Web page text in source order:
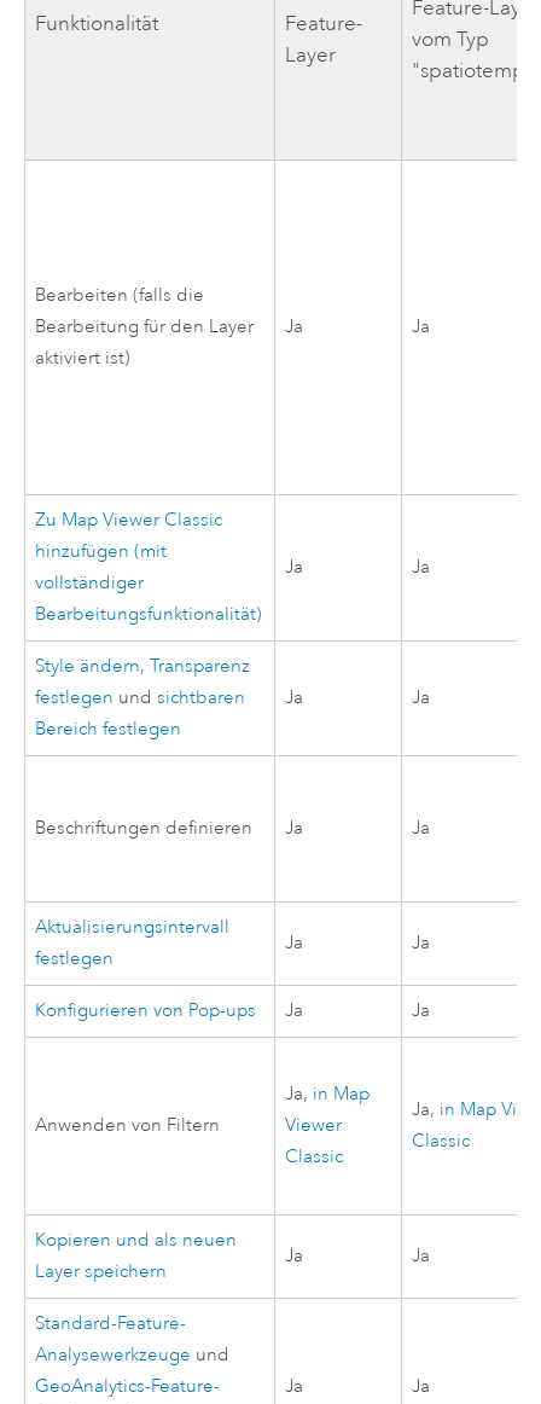
Funktionalität
Feature-
Layer
Feature-Layer
vom Typ
Bearbeiten (falls die
Bearbeitung für den Layer
aktiviert ist)
Ja Ja
Zu Map Viewer Classic
hinzufügen (mit
vollständiger
Bearbeitungsfunktionalität)
Ja Ja
Style ändern,Transparenz
festlegen undsichtbaren
Bereich festlegen
Ja Ja
Beschriftungen definieren Ja Ja
Aktualisierungsintervall
festlegen
Ja Ja
Konfigurieren von Pop-ups Ja Ja
Anwenden von Filtern
Ja, in Map
Viewer
Classic
Ja, in Map
Classic
Kopieren und als neuen
Layer speichern
Ja Ja
Standard-Feature-
Analysewerkzeuge und
GeoAnalytics-Feature-
Ja Ja